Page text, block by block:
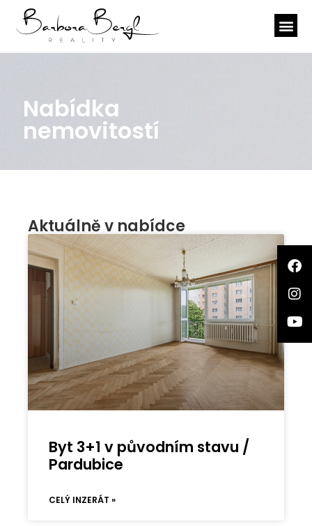
Nabídka
nemovitostí
Aktuálně v nabídce
Byt 3+1 v původním stavu /
Pardubice
CELÝ INZERÁT »